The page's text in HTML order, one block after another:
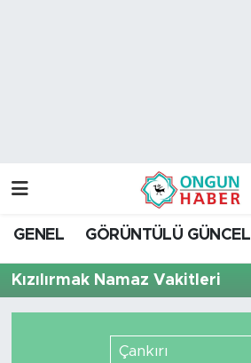
GENEL GÖRÜNTÜLÜ GÜNCEL
Kızılırmak Namaz Vakitleri
Çankırı
Trafik Durumu
Son Dakika Haberleri